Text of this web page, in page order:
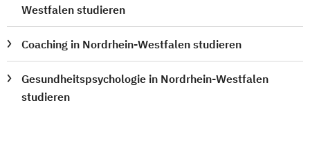
Westfalen studieren
Coaching in Nordrhein-Westfalen studieren
Gesundheitspsychologie in Nordrhein-Westfalen
studieren